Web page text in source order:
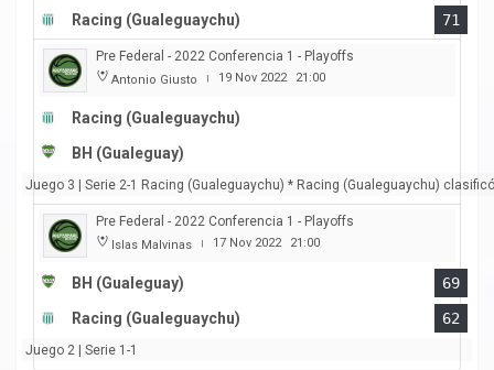
Racing (Gualeguaychu)
71
Pre Federal - 2022 Conferencia 1 - Playoffs
Antonio Giusto | 19 Nov 2022 21:00
Racing (Gualeguaychu)
BH (Gualeguay)
Juego 3 | Serie 2-1 Racing (Gualeguaychu) * Racing (Gualeguaychu)
Pre Federal - 2022 Conferencia 1 - Playoffs
Islas Malvinas | 17 Nov 2022 21:00
BH (Gualeguay)
69
Racing (Gualeguaychu)
62
Juego 2 | Serie 1-1